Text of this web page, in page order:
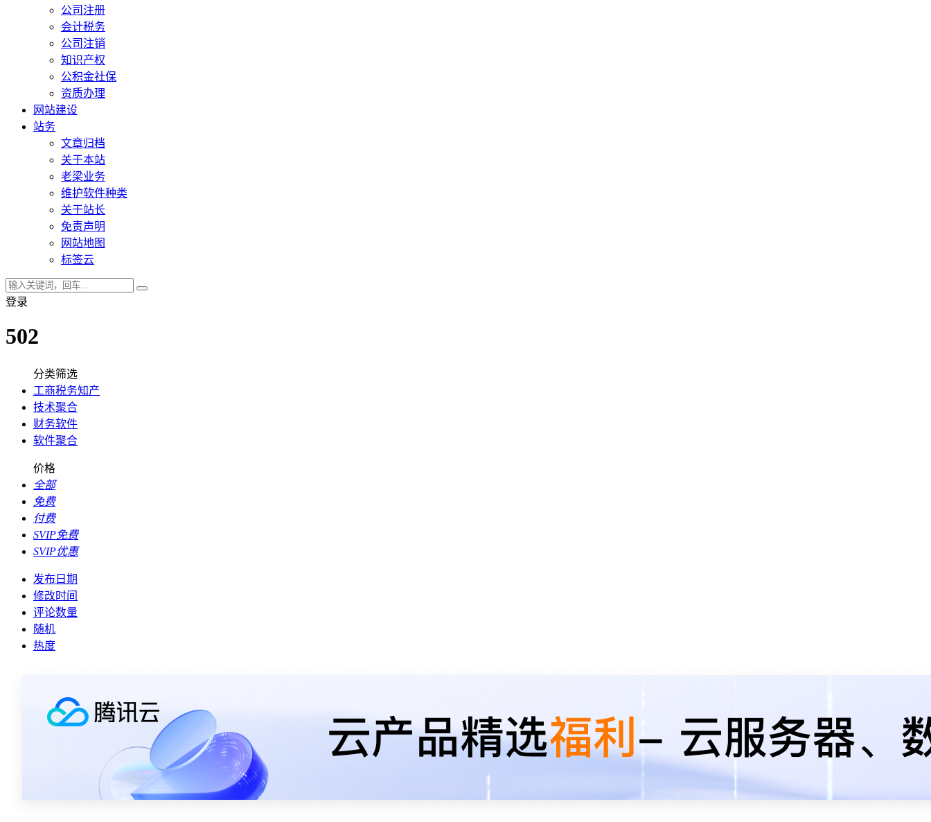
公司注册
会计税务
公司注销
知识产权
公积金社保
资质办理
网站建设
站务
文章归档
关于本站
老梁业务
维护软件种类
关于站长
免责声明
网站地图
标签云
登录
502
分类筛选
工商税务知产
技术聚合
财务软件
软件聚合
价格
全部
免费
付费
SVIP免费
SVIP优惠
发布日期
修改时间
评论数量
随机
热度